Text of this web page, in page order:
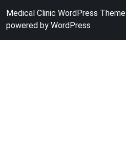
Medical Clinic WordPress Theme
powered by WordPress